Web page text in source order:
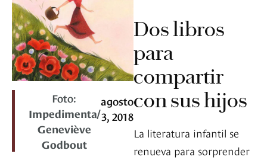
Foto:
Impedimenta/
Geneviève
Godbout
agosto
3, 2018
Dos libros
para
compartir
con sus hijos
La literatura infantil se
renueva para sorprender